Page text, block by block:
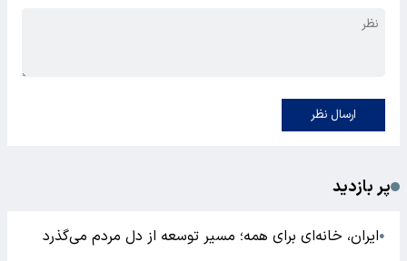
ارسال نظر
پر بازدید
●ایران، خانه‌ای برای همه؛ مسیر توسعه از دل مردم می‌گذرد